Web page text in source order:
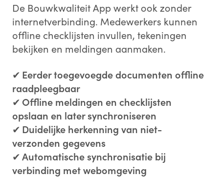
De Bouwkwaliteit App werkt ook zonder
internetverbinding. Medewerkers kunnen
offline checklijsten invullen, tekeningen
bekijken en meldingen aanmaken.
✔ Eerder toegevoegde documenten offline
raadpleegbaar
✔ Offline meldingen en checklijsten
opslaan en later synchroniseren
✔ Duidelijke herkenning van niet-
verzonden gegevens
✔Automatische synchronisatie bij
verbinding met webomgeving